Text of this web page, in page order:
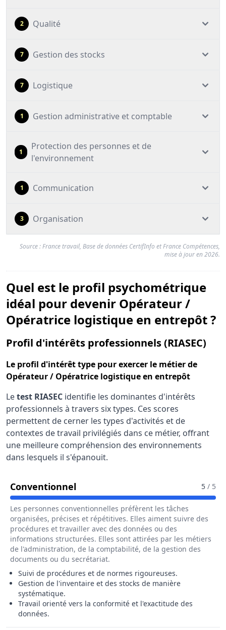
2 Qualité
7 Gestion des stocks
7 Logistique
1 Gestion administrative et comptable
1
Protection des personnes et de
l'environnement
1 Communication
3 Organisation
Source : France travail, Base de données CertifInfo et France Compétences,
mise à jour en 2026.
Quel est le profil psychométrique
idéal pour devenir Opérateur /
Opératrice logistique en entrepôt ?
Profil d'intérêts professionnels (RIASEC)
Le profil d'intérêt type pour exercer le métier de
Opérateur / Opératrice logistique en entrepôt
Letest RIASEC identifie les dominantes d'intérêts
professionnels à travers six types. Ces scores
permettent de cerner les types d'activités et de
contextes de travail privilégiés dans ce métier, offrant
une meilleure compréhension des environnements
dans lesquels il s'épanouit.
ConventionnelPour Le Métier De Opérateur /
5 / 5
Les personnes conventionnelles préfèrent les tâches
organisées, précises et répétitives. Elles aiment suivre des
procédures et travailler avec des données ou des
informations structurées. Elles sont attirées par les métiers
de l'administration, de la comptabilité, de la gestion des
documents ou du secrétariat.
Suivi de procédures et de normes rigoureuses.
Gestion de l'inventaire et des stocks de manière
systématique.
Travail orienté vers la conformité et l'exactitude des
données.